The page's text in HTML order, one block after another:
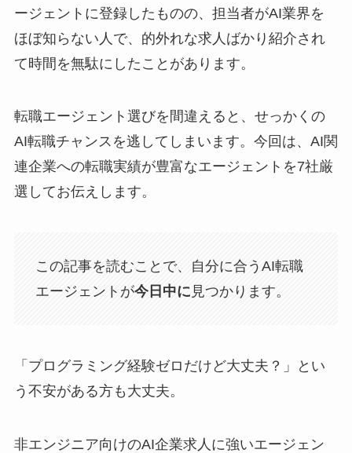
ージェントに登録したものの、担当者がAI業界を
ほぼ知らない人で、的外れな求人ばかり紹介され
て時間を無駄にしたことがあります。
転職エージェント選びを間違えると、せっかくの
AI転職チャンスを逃してしまいます。今回は、AI関
連企業への転職実績が豊富なエージェントを7社厳
選してお伝えします。
この記事を読むことで、自分に合うAI転職
エージェントが今日中に 見つかります。
「プログラミング経験ゼロだけど大丈夫？」とい
う不安がある方も大丈夫。
非エンジニア向けのAI企業求人に強いエージェン